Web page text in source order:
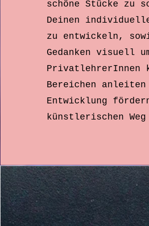
schöne Stücke zu
Deinen
zu entwickeln,
Gedankenvisuell
PrivatlehrerInnen
Bereichen
Entwicklung
künstlerischen